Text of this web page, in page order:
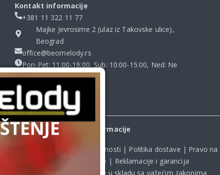
Kontakt informacije
+381 11 322 11 77
Majke Jevrosime 2 (ulaz iz Takovske ulice),
Beograd
office@beomelody.rs
Pon-Pet: 11:00-19:00, Sub: 10:00-15:00, Ned: Ne
radimo
Kupovina na sajtu obavlja se u skladu sa važećim zakonima
Informacije
Politika privatnosti | Politika dostave | Pravo na
odustanak od kupovine | Reklamacije i garancija